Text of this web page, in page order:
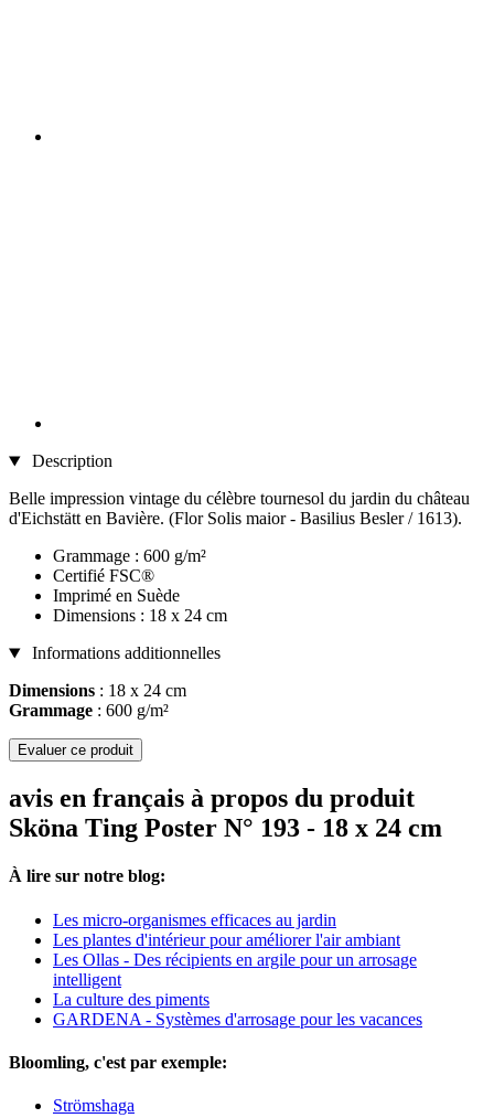
Description
Belle impression vintage du célèbre tournesol du jardin du château
d'Eichstätt en Bavière. (Flor Solis maior - Basilius Besler / 1613).
Grammage : 600 g/m²
Certifié FSC®
Imprimé en Suède
Dimensions : 18 x 24 cm
Informations additionnelles
Dimensions : 18 x 24 cm
Grammage : 600 g/m²
Evaluer ce produit
avis en français à propos du produit
Sköna Ting Poster N° 193 - 18 x 24 cm
À lire sur notre blog:
Les micro-organismes efficaces au jardin
Les plantes d'intérieur pour améliorer l'air ambiant
Les Ollas - Des récipients en argile pour un arrosage
intelligent
La culture des piments
GARDENA - Systèmes d'arrosage pour les vacances
Bloomling, c'est par exemple:
Strömshaga